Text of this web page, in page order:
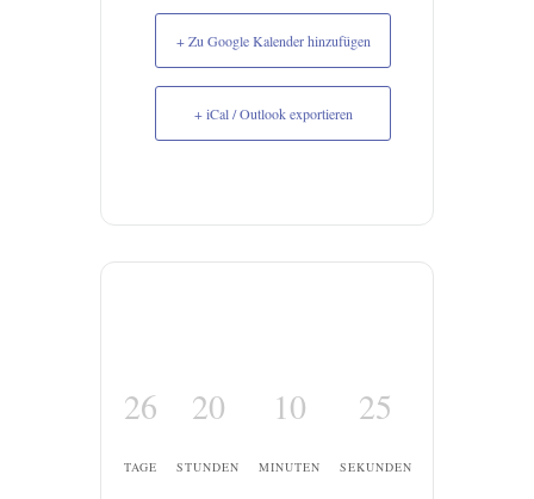
+ Zu Google Kalender hinzufügen
+ iCal / Outlook exportieren
26
TAGE
20
STUNDEN
10
MINUTEN
25
SEKUNDEN